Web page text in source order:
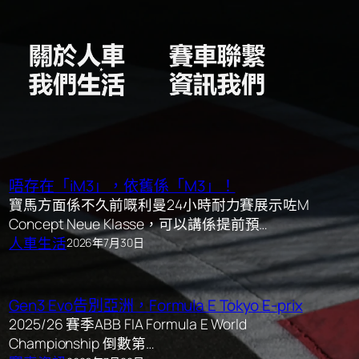
唔存在「iM3」，依舊係「M3」！
寶馬方面係不久前嘅利曼24小時耐力賽展示咗M
Concept Neue Klasse，可以講係提前預…
人車生活2026年7月30日
Gen3 Evo告別亞洲，Formula E Tokyo E-prix
2025/26 賽季ABB FIA Formula E World
Championship 倒數第…